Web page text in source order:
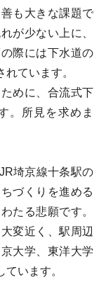
も大きな課題で
が少ない上に、
際には下水道の
ています。
めに、合流式下
。所見を求めま
埼京線十条駅の
づくりを進める
たる悲願です。
変近く、駅周辺
大学、東洋大学
います。